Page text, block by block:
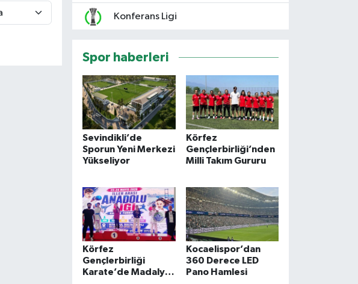
Konferans Ligi
Spor haberleri
Sevindikli’de
Sporun Yeni Merkezi
Yükseliyor
Körfez
Gençlerbirliği’nden
Milli Takım Gururu
Körfez
Gençlerbirliği
Karate’de Madalya
Kocaelispor’dan
360 Derece LED
Pano Hamlesi